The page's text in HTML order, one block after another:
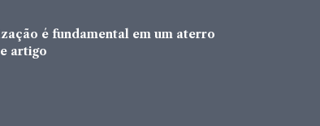
é fundamental em um aterro
artigo